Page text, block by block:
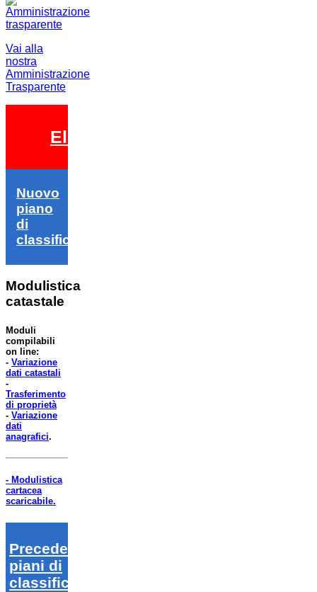
Vai alla
nostra
Amministrazione
Trasparente
Elezioni 2026
Nuovo
piano
di
classifica
Modulistica
catastale
Moduli
compilabili
on line:
- Variazione
dati catastali
-
Trasferimento
di proprietà
- Variazione
dati
anagrafici.
- Modulistica
cartacea
scaricabile.
Precedenti
piani di
classifica